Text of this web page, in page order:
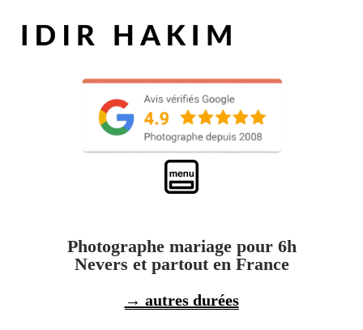
Photographe mariage pour 6h
Nevers et partout en France
→ autres durées